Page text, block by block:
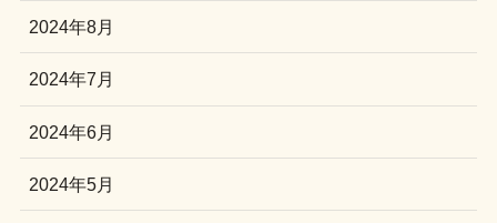
2024年8月
2024年7月
2024年6月
2024年5月